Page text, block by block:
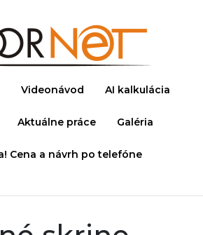
Videonávod AI kalkulácia
Aktuálne práce Galéria
Cena a návrh po telefóne